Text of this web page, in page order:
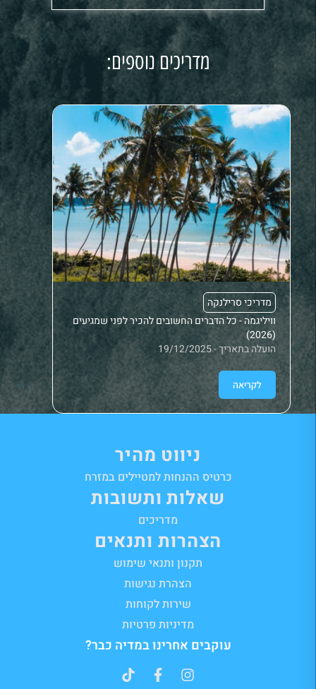
מדריכים נוספים:
מדריכי סרילנקה
וויליגמה - כל הדברים החשובים להכיר לפני שמגיעים
(2026)
הועלה בתאריך - 19/12/2025
לקריאה
הועלה
ניווט מהיר
כרטיס ההנחות למטיילים במזרח
שאלות ותשובות
מדריכים
הצהרות ותנאים
תקנון ותנאי שימוש
הצהרת נגישות
שירות לקוחות
מדיניות פרטיות
עוקבים אחרינו במדיה כבר?